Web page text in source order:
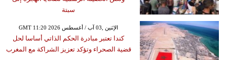
سبتة
GMT 11:20 2026 الإثنين ,03 آب / أغسطس
كندا تعتبر مبادرة الحكم الذاتي أساسا لحل
قضية الصحراء وتؤكد تعزيز الشراكة مع المغرب